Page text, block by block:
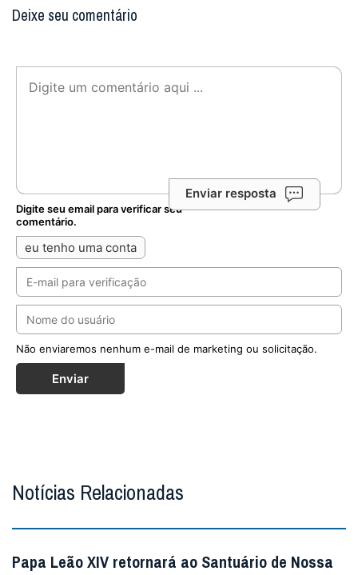
Deixe seu comentário
Enviar resposta
Digite seu email para verificar seu
comentário.
eu tenho uma conta
Não enviaremos nenhum e-mail de marketing ou solicitação.
Enviar
Notícias Relacionadas
Papa Leão XIV retornará ao Santuário de Nossa